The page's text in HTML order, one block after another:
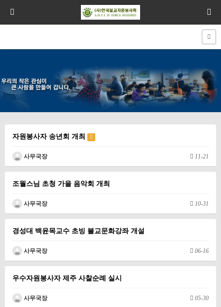
자원봉사자 송년회 개최
사무국장 11-21
조월스님 초청 가을 음악회 개최
사무국장 10-31
경성대 백윤목교수 초빙 불교문화강좌 개설
사무국장 06-16
우수자원봉사자 제주 사찰순례 실시
사무국장 05-30